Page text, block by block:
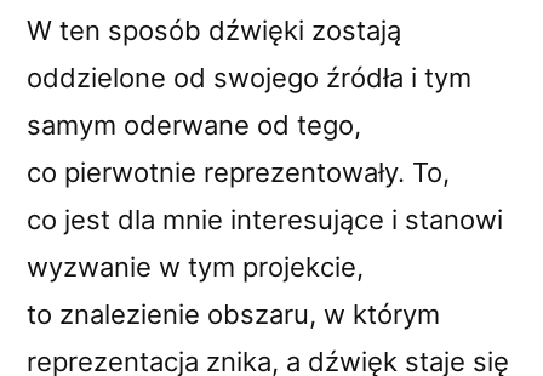
W ten sposób dźwięki zostają
oddzielone od swojego źródła i tym
samym oderwane od tego,
co pierwotnie reprezentowały. To,
co jest dla mnie interesujące i stanowi
wyzwanie w tym projekcie,
to znalezienie obszaru, w którym
reprezentacja znika, a dźwięk staje się